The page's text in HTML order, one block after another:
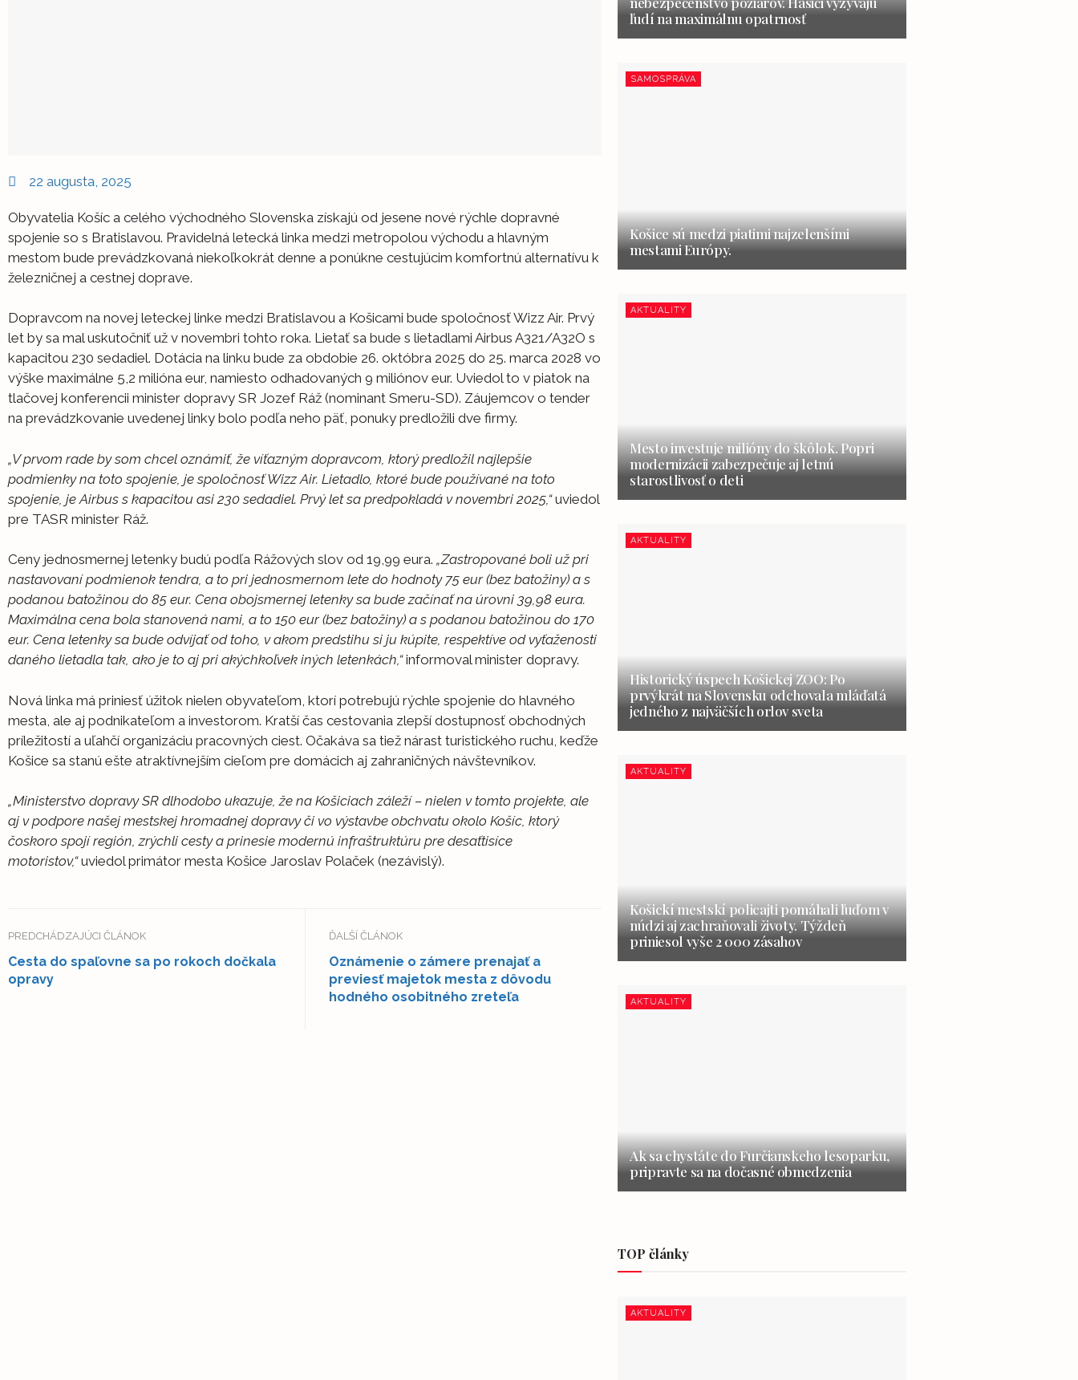
22 augusta, 2025
Obyvatelia Košíc a celého východného Slovenska získajú od jesene nové rýchle dopravné
spojenie so s Bratislavou. Pravidelná letecká linka medzi metropolou východu a hlavným
mestom bude prevádzkovaná niekoľkokrát denne a ponúkne cestujúcim komfortnú alternatívu k
železničnej a cestnej doprave.
Dopravcom na novej leteckej linke medzi Bratislavou a Košicami bude spoločnosť Wizz Air. Prvý
let by sa mal uskutočniť už v novembri tohto roka. Lietať sa bude s lietadlami Airbus A321/A32O s
kapacitou 230 sedadiel. Dotácia na linku bude za obdobie 26. októbra 2025 do 25. marca 2028 vo
výške maximálne 5,2 milióna eur, namiesto odhadovaných 9 miliónov eur. Uviedol to v piatok na
tlačovej konferencii minister dopravy SR Jozef Ráž (nominant Smeru-SD). Záujemcov o tender
na prevádzkovanie uvedenej linky bolo podľa neho päť, ponuky predložili dve firmy.
„V prvom rade by som chcel oznámiť, že víťazným dopravcom, ktorý predložil najlepšie
podmienky na toto spojenie, je spoločnosť Wizz Air. Lietadlo, ktoré bude používané na toto
spojenie, je Airbus s kapacitou asi 230 sedadiel. Prvý let sa predpokladá v novembri 2025,“uviedol
pre TASR minister Ráž.
Ceny jednosmernej letenky budú podľa Rážových slov od 19,99 eura. „Zastropované boli už pri
nastavovaní podmienok tendra, a to pri jednosmernom lete do hodnoty 75 eur (bez batožiny) a s
podanou batožinou do 85 eur. Cena obojsmernej letenky sa bude začínať na úrovni 39,98 eura.
Maximálna cena bola stanovená nami, a to 150 eur (bez batožiny) a s podanou batožinou do 170
eur. Cena letenky sa bude odvíjať od toho, v akom predstihu si ju kúpite, respektíve od vyťaženosti
daného lietadla tak, ako je to aj pri akýchkoľvek iných letenkách,“informoval minister dopravy.
Nová linka má priniesť úžitok nielen obyvateľom, ktorí potrebujú rýchle spojenie do hlavného
mesta, ale aj podnikateľom a investorom. Kratší čas cestovania zlepší dostupnosť obchodných
príležitostí a uľahčí organizáciu pracovných ciest. Očakáva sa tiež nárast turistického ruchu, keďže
Košice sa stanú ešte atraktívnejším cieľom pre domácich aj zahraničných návštevníkov.
„Ministerstvo dopravy SR dlhodobo ukazuje, že na Košiciach záleží – nielen v tomto projekte, ale
aj v podpore našej mestskej hromadnej dopravy či vo výstavbe obchvatu okolo Košíc, ktorý
čoskoro spojí región, zrýchli cesty a prinesie modernú infraštruktúru pre desaťtisíce
motoristov,“uviedol primátor mesta Košice Jaroslav Polaček (nezávislý).
PREDCHÁDZAJÚCI ČLÁNOK
Cesta do spaľovne sa po rokoch dočkala
opravy
ĎALŠÍ ČLÁNOK
Oznámenie o zámere prenajať a
previesť majetok mesta z dôvodu
hodného osobitného zreteľa
ľudí na maximálnu opatrnosť
SAMOSPRÁVA
Košice sú medzi piatimi najzelenšími
mestami Európy.
AKTUALITY
Mesto investuje milióny do škôlok. Popri
modernizácii zabezpečuje aj letnú
starostlivosť o deti
AKTUALITY
Historický úspech Košickej ZOO: Po
prvýkrát na Slovensku odchovala mláďatá
jedného z najväčších orlov sveta
AKTUALITY
Košickí mestskí policajti pomáhali ľuďom v
núdzi aj zachraňovali životy. Týždeň
priniesol vyše 2 000 zásahov
AKTUALITY
Ak sa chystáte do Furčianskeho lesoparku,
pripravte sa na dočasné obmedzenia
TOP články
AKTUALITY